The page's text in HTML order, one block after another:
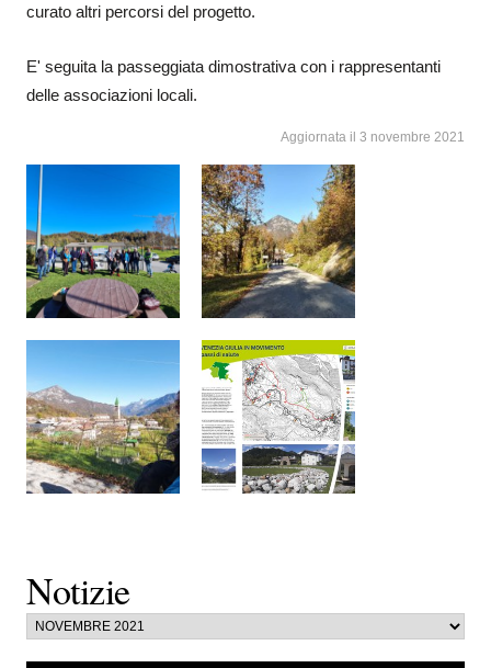
Notizie
curato altri percorsi del progetto.
E' seguita la passeggiata dimostrativa con i rappresentanti
delle associazioni locali.
Aggiornata il 3 novembre 2021